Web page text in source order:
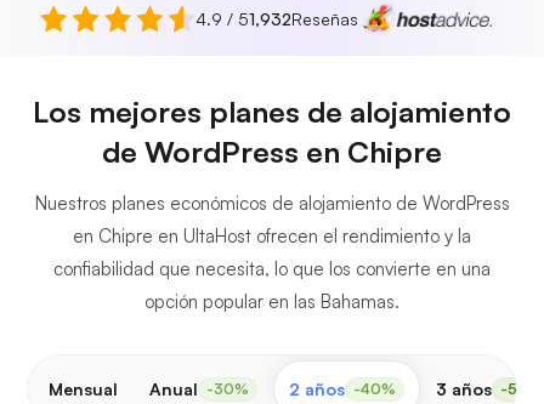
4.9 / 51,932Reseñas
Los mejores planes de alojamiento
de WordPress en Chipre
Nuestros planes económicos de alojamiento de WordPress
en Chipre en UltaHost ofrecen el rendimiento y la
confiabilidad que necesita, lo que los convierte en una
opción popular en las Bahamas.
Mensual Anual -30% 2 años -40% 3 años -50%